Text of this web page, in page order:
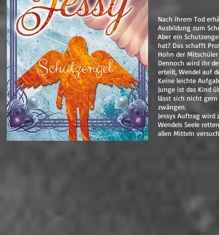
Nach ihrem Tod
Ausbildung zum
Aber ein
hat? Das schafft
Hohn der Mitschüler
Dennoch wird ihr
erteilt, Wendel auf
Keine leichte
Junge ist das Kind
lässt sich nicht
zwängen.
Jessys Auftrag wird
Wendels Seele
allen Mitteln